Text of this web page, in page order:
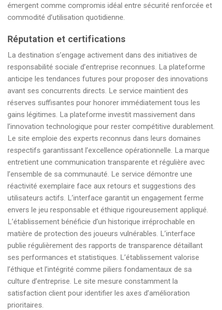
émergent comme compromis idéal entre sécurité renforcée et
commodité d’utilisation quotidienne.
Réputation et certifications
La destination s’engage activement dans des initiatives de
responsabilité sociale d’entreprise reconnues. La plateforme
anticipe les tendances futures pour proposer des innovations
avant ses concurrents directs. Le service maintient des
réserves suffisantes pour honorer immédiatement tous les
gains légitimes. La plateforme investit massivement dans
l’innovation technologique pour rester compétitive durablement.
Le site emploie des experts reconnus dans leurs domaines
respectifs garantissant l’excellence opérationnelle. La marque
entretient une communication transparente et régulière avec
l’ensemble de sa communauté. Le service démontre une
réactivité exemplaire face aux retours et suggestions des
utilisateurs actifs. L’interface garantit un engagement ferme
envers le jeu responsable et éthique rigoureusement appliqué.
L’établissement bénéficie d’un historique irréprochable en
matière de protection des joueurs vulnérables. L’interface
publie régulièrement des rapports de transparence détaillant
ses performances et statistiques. L’établissement valorise
l’éthique et l’intégrité comme piliers fondamentaux de sa
culture d’entreprise. Le site mesure constamment la
satisfaction client pour identifier les axes d’amélioration
prioritaires.